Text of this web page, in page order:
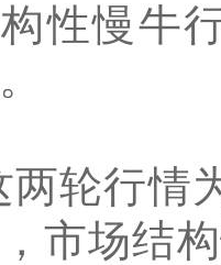
性慢牛
两轮行情
市场结